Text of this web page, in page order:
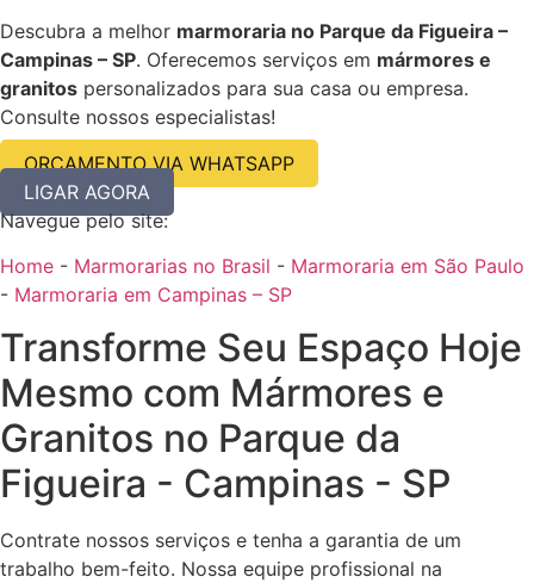
Descubra a melhor marmoraria no Parque da Figueira –
Campinas – SP. Oferecemos serviços em mármores e
granitos personalizados para sua casa ou empresa.
Consulte nossos especialistas!
ORÇAMENTO VIA WHATSAPP
LIGAR AGORA
Navegue pelo site:
Home - Marmorarias no Brasil - Marmoraria em São Paulo
- Marmoraria em Campinas – SP
Transforme Seu Espaço Hoje
Mesmo com Mármores e
Granitos no Parque da
Figueira - Campinas - SP
Contrate nossos serviços e tenha a garantia de um
trabalho bem-feito. Nossa equipe profissional na